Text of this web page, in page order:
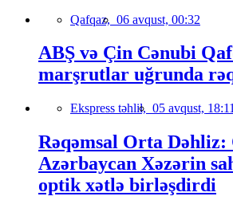
Qafqaz, 06 avqust, 00:32
ABŞ və Çin Cənubi
marşrutlar uğrunda
Ekspress təhlil, 05 avqust, 18:11
Rəqəmsal Orta Dəhliz:
Azərbaycan Xəzərin
optik xətlə birləşdirdi